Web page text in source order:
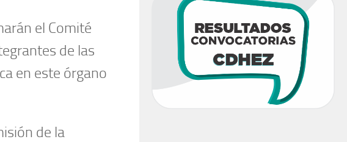
el Comité
de las
en este órgano
de la